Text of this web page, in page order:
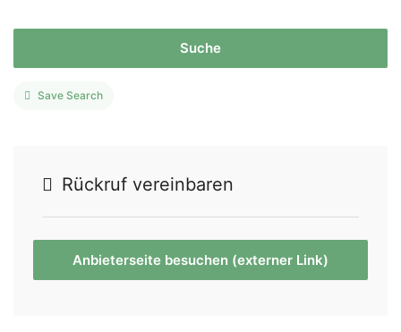
Suche
Save Search
Rückruf vereinbaren
Anbieterseite besuchen (externer Link)